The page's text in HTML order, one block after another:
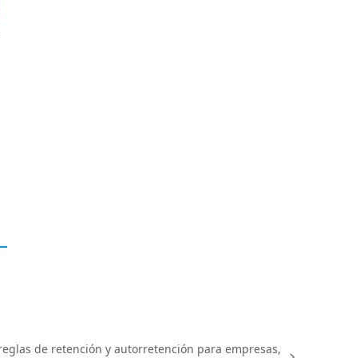
de retención y autorretención para empresas,